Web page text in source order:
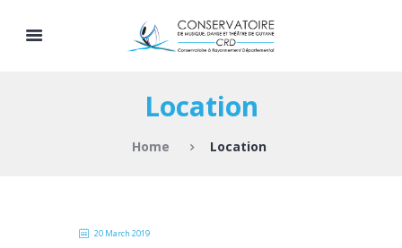
Location
Home Location
20 March 2019